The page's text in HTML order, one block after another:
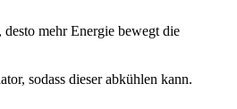
mehr Energie bewegt die
sodass dieser abkühlen kann.